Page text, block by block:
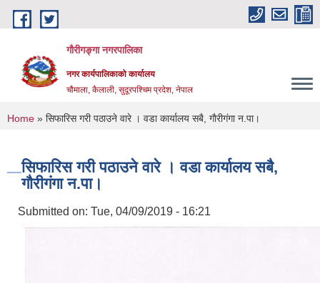
Skip to main content
गौरीगङ्गा नगरपालिका
नगर कार्यपालिकाको कार्यालय
चौमाला, कैलाली, सुदूरपश्चिम प्रदेश, नेपाल
You are here
Home » सिफारिस गरी पठाउने वारे । वडा कार्यालय सबै, गाैरीगंगा न.पा।
सिफारिस गरी पठाउने वारे । वडा कार्यालय सबै,
गाैरीगंगा न.पा।
Submitted on: Tue, 04/09/2019 - 16:21